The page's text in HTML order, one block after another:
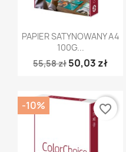
Szybki podgląd
PAPIER SATYNOWANY A4
100G...
55,58 zł 50,03 zł
-10% favorite_border